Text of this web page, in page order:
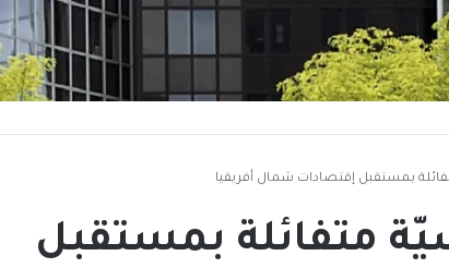
بمستقبل إقتصادات شمال أفريقيا
متفائلة بمستقبل